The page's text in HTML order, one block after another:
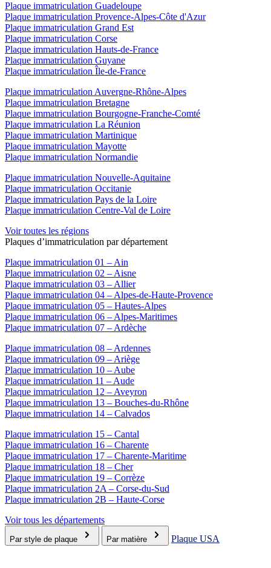
Plaque immatriculation Guadeloupe
Plaque immatriculation Provence-Alpes-Côte d'Azur
Plaque immatriculation Grand Est
Plaque immatriculation Corse
Plaque immatriculation Hauts-de-France
Plaque immatriculation Guyane
Plaque immatriculation Île-de-France
Plaque immatriculation Auvergne-Rhône-Alpes
Plaque immatriculation Bretagne
Plaque immatriculation Bourgogne-Franche-Comté
Plaque immatriculation La Réunion
Plaque immatriculation Martinique
Plaque immatriculation Mayotte
Plaque immatriculation Normandie
Plaque immatriculation Nouvelle-Aquitaine
Plaque immatriculation Occitanie
Plaque immatriculation Pays de la Loire
Plaque immatriculation Centre-Val de Loire
Voir toutes les régions
Plaques d’immatriculation par département
Plaque immatriculation 01 – Ain
Plaque immatriculation 02 – Aisne
Plaque immatriculation 03 – Allier
Plaque immatriculation 04 – Alpes-de-Haute-Provence
Plaque immatriculation 05 – Hautes-Alpes
Plaque immatriculation 06 – Alpes-Maritimes
Plaque immatriculation 07 – Ardèche
Plaque immatriculation 08 – Ardennes
Plaque immatriculation 09 – Ariège
Plaque immatriculation 10 – Aube
Plaque immatriculation 11 – Aude
Plaque immatriculation 12 – Aveyron
Plaque immatriculation 13 – Bouches-du-Rhône
Plaque immatriculation 14 – Calvados
Plaque immatriculation 15 – Cantal
Plaque immatriculation 16 – Charente
Plaque immatriculation 17 – Charente-Maritime
Plaque immatriculation 18 – Cher
Plaque immatriculation 19 – Corrèze
Plaque immatriculation 2A – Corse-du-Sud
Plaque immatriculation 2B – Haute-Corse
Voir tous les départements
Par style de plaque Par matière Plaque USA